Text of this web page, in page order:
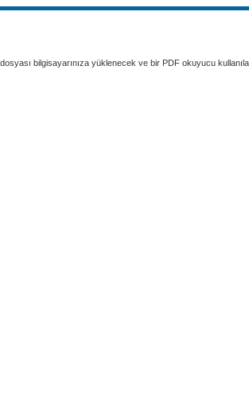
bilgisayarınıza yüklenecek ve bir PDF okuyucu